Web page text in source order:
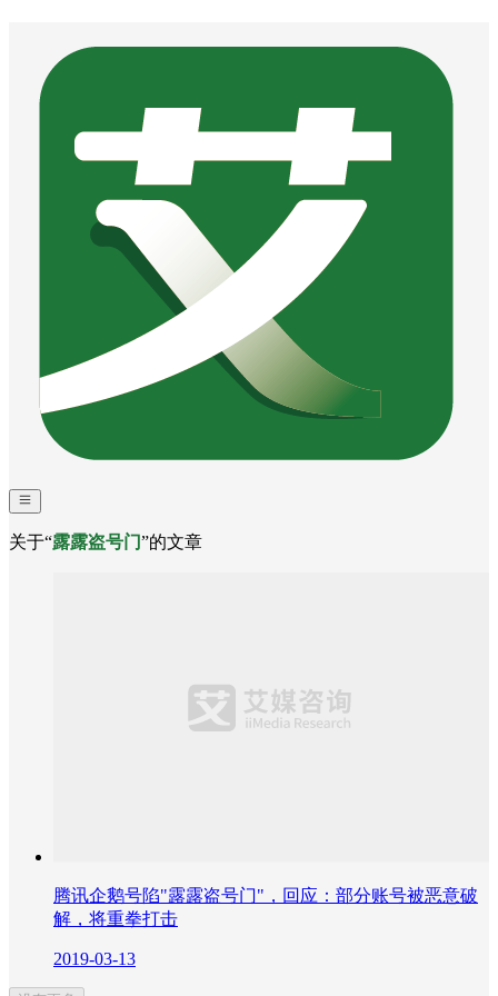
关于“露露盗号门”的文章
腾讯企鹅号陷"露露盗号门"，回应：部分账号被恶意破
解，将重拳打击
2019-03-13